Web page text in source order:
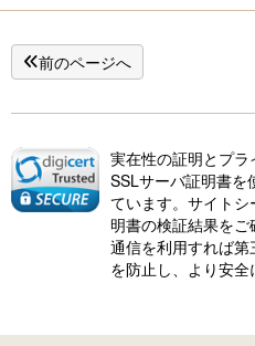
前のページへ
実在性の証明とプ
SSLサーバ証明書を
ています。サイト
明書の検証結果を
通信を利用すれば
を防止し、より安